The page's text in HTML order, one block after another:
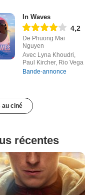
In Waves
4,2
De Phuong Mai
Nguyen
Avec Lyna Khoudri,
Paul Kircher, Rio Vega
Bande-annonce
au ciné
récentes